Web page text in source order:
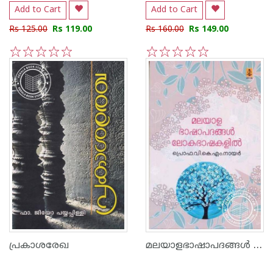
Add to Cart
Rs 125.00 Rs 119.00
5
4
3
2
1
Add to Cart
Rs 160.00 Rs 149.00
5
4
3
2
1
പ്രകാശരേഖ മലയാളഭാഷാപദങ്ങള്‍ ലോകഭാഷകളില്‍